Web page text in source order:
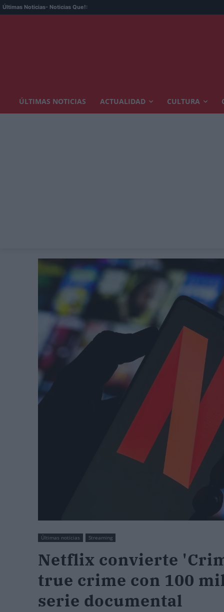
Últimas Noticias- Noticias Que!:
ÚLTIMAS NOTICIAS ACTUALIDAD CULTURA
Últimas noticias Streaming
Netflix convierte
true crime con 100
serie documental